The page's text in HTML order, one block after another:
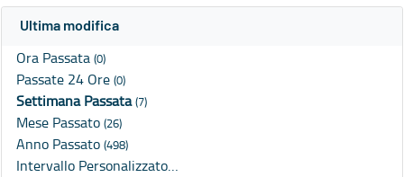
Ultima modifica
Ora Passata (0)
Passate 24 Ore (0)
Settimana Passata(7)
Mese Passato (26)
Anno Passato (498)
Intervallo Personalizzato…